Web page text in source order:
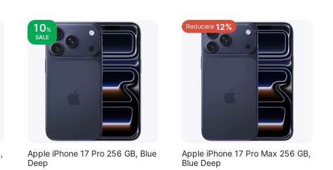
10%
SALE
Apple iPhone 17 Pro 256 GB, Blue
Deep
Reducere 12%
Apple iPhone 17 Pro Max 256 GB,
Blue Deep